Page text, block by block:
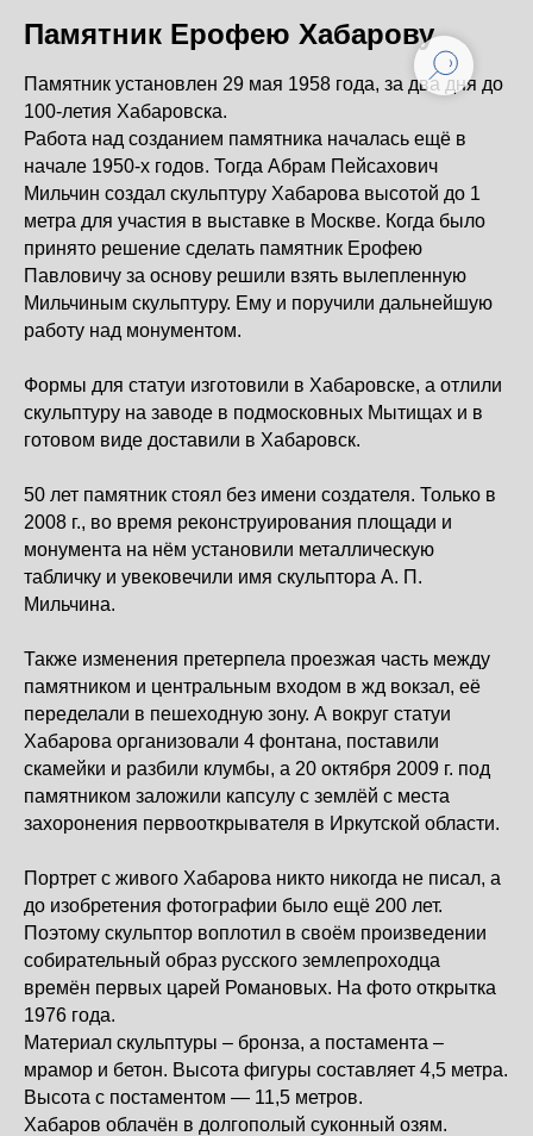
Памятник Ерофею Хабарову
Памятник установлен 29 мая 1958 года, за два дня до
100-летия Хабаровска.
Работа над созданием памятника началась ещё в
начале 1950-х годов. Тогда Абрам Пейсахович
Мильчин создал скульптуру Хабарова высотой до 1
метра для участия в выставке в Москве. Когда было
принято решение сделать памятник Ерофею
Павловичу за основу решили взять вылепленную
Мильчиным скульптуру. Ему и поручили дальнейшую
работу над монументом.
Формы для статуи изготовили в Хабаровске, а отлили
скульптуру на заводе в подмосковных Мытищах и в
готовом виде доставили в Хабаровск.
50 лет памятник стоял без имени создателя. Только в
2008 г., во время реконструирования площади и
монумента на нём установили металлическую
табличку и увековечили имя скульптора А. П.
Мильчина.
Также изменения претерпела проезжая часть между
памятником и центральным входом в жд вокзал, её
переделали в пешеходную зону. А вокруг статуи
Хабарова организовали 4 фонтана, поставили
скамейки и разбили клумбы, а 20 октября 2009 г. под
памятником заложили капсулу с землёй с места
захоронения первооткрывателя в Иркутской области.
Портрет с живого Хабарова никто никогда не писал, а
до изобретения фотографии было ещё 200 лет.
Поэтому скульптор воплотил в своём произведении
собирательный образ русского землепроходца
времён первых царей Романовых. На фото открытка
1976 года.
Материал скульптуры – бронза, а постамента –
мрамор и бетон. Высота фигуры составляет 4,5 метра.
Высота с постаментом — 11,5 метров.
Хабаров облачён в долгополый суконный озям.